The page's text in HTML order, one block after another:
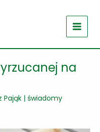
na
Pająk | świadomy